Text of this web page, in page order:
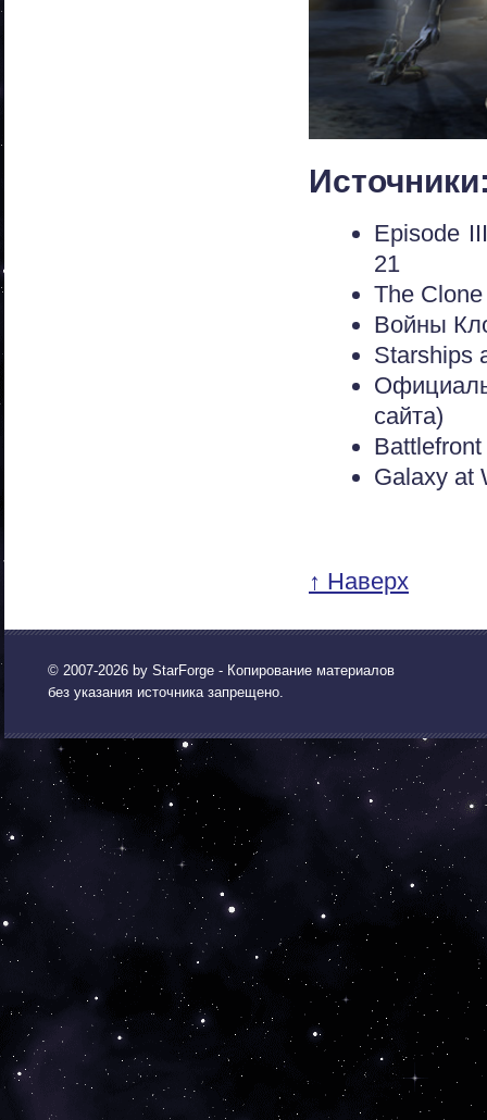
Episode
21
The
Войны
Starships
сайта)
Galaxy at
↑ Наверх
© 2007-2026 by StarForge - Копирование материалов
без указания источника запрещено.